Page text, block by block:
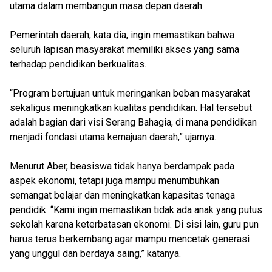
utama dalam membangun masa depan daerah.
Pemerintah daerah, kata dia, ingin memastikan bahwa
seluruh lapisan masyarakat memiliki akses yang sama
terhadap pendidikan berkualitas.
“Program bertujuan untuk meringankan beban masyarakat
sekaligus meningkatkan kualitas pendidikan. Hal tersebut
adalah bagian dari visi Serang Bahagia, di mana pendidikan
menjadi fondasi utama kemajuan daerah,” ujarnya.
Menurut Aber, beasiswa tidak hanya berdampak pada
aspek ekonomi, tetapi juga mampu menumbuhkan
semangat belajar dan meningkatkan kapasitas tenaga
pendidik. “Kami ingin memastikan tidak ada anak yang putus
sekolah karena keterbatasan ekonomi. Di sisi lain, guru pun
harus terus berkembang agar mampu mencetak generasi
yang unggul dan berdaya saing,” katanya.